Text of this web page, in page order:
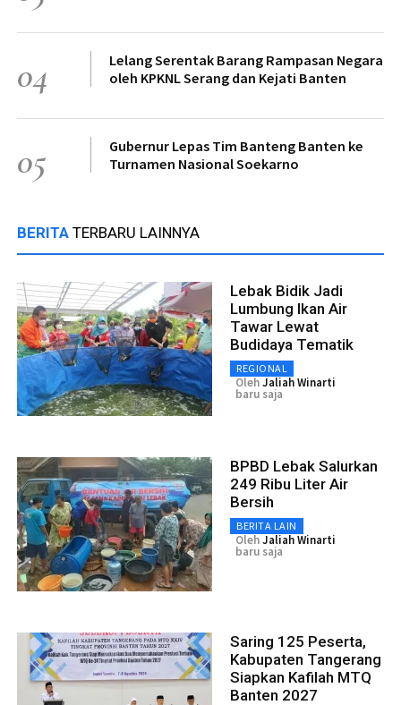
04
Lelang Serentak Barang Rampasan Negara
oleh KPKNL Serang dan Kejati Banten
05
Gubernur Lepas Tim Banteng Banten ke
Turnamen Nasional Soekarno
BERITA TERBARU LAINNYA
Lebak Bidik Jadi
Lumbung Ikan Air
Tawar Lewat
Budidaya Tematik
REGIONAL
OlehJaliah Winarti
baru saja
BPBD Lebak Salurkan
249 Ribu Liter Air
Bersih
BERITA LAIN
OlehJaliah Winarti
baru saja
Saring 125 Peserta,
Kabupaten Tangerang
Siapkan Kafilah MTQ
Banten 2027